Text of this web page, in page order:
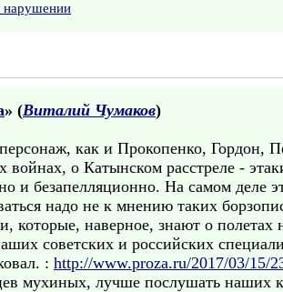
нарушении
» (Виталий Чумаков)
как и Прокопенко, Гордон,
о Катынском расстреле -
и безапелляционно. На самом деле
надо не к мнению таких
которые, наверное, знают о
советских и российских
: http://www.proza.ru/2017/03/15/
мухиных, лучше послушать наших